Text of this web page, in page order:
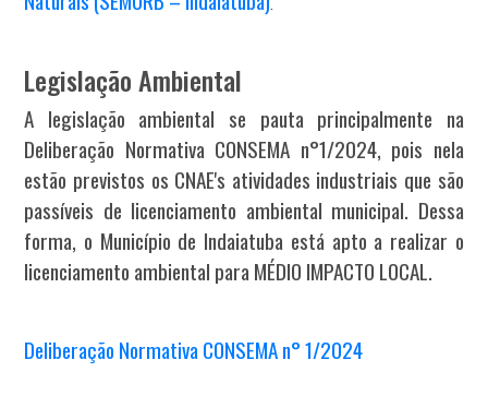
.
Legislação Ambiental
A legislação ambiental se pauta principalmente na
Deliberação Normativa CONSEMA n°1/2024, pois nela
estão previstos os CNAE's atividades industriais que são
passíveis de licenciamento ambiental municipal. Dessa
forma, o Município de Indaiatuba está apto a realizar o
licenciamento ambiental para MÉDIO IMPACTO LOCAL.
Deliberação Normativa CONSEMA n° 1/2024